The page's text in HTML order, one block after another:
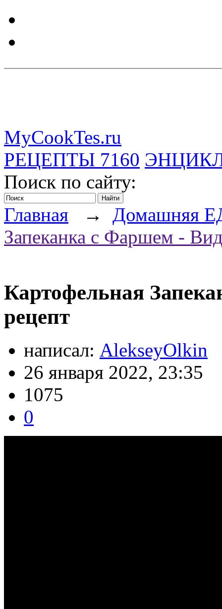
MyCookTes.ru
РЕЦЕПТЫ 7160
Поиск по сайту:
Главная → Домашняя
Запеканка с Фаршем -
Картофельная
рецепт
написал: AlekseyOlkin
26 января 2022, 23:35
1075
0